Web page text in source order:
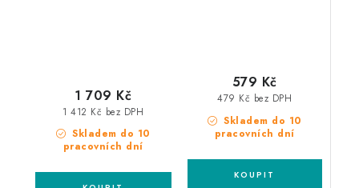
Skladem do 10
pracovních dní
1 412 Kč bez DPH
1 709 Kč
Skladem do 10
pracovních dní
479 Kč bez DPH
579 Kč